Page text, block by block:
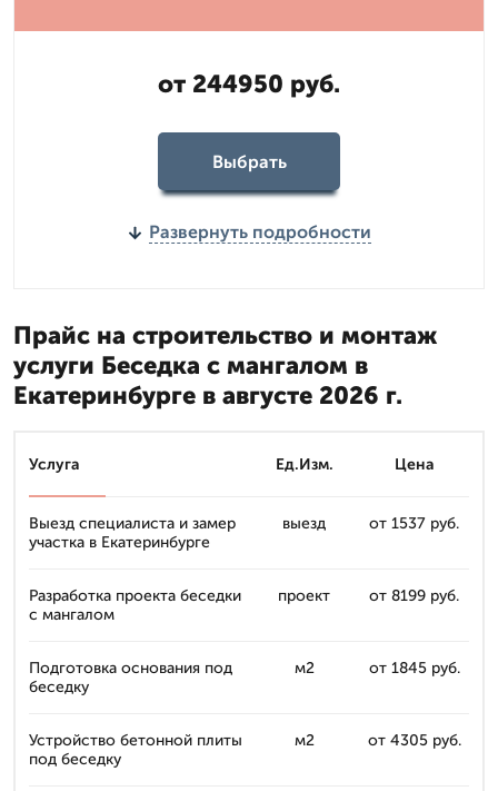
от 244950 руб.
Выбрать
Развернуть подробности
Прайс на строительство и монтаж
услуги Беседка с мангалом в
Екатеринбурге в августе 2026 г.
Услуга Ед.Изм. Цена
Выезд специалиста и замер
участка в Екатеринбурге
выезд от 1537 руб.
Разработка проекта беседки
с мангалом
проект от 8199 руб.
Подготовка основания под
беседку
м2 от 1845 руб.
Устройство бетонной плиты
под беседку
м2 от 4305 руб.